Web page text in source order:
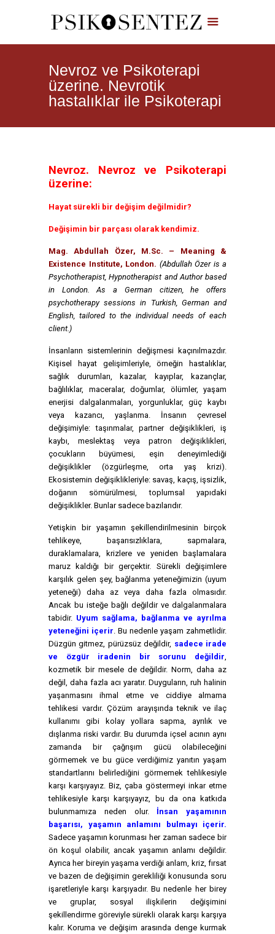
Nevroz ve Psikoterapi
üzerine. Nevrotik
hastalıklar ile Psikoterapi
Nevroz. Nevroz ve Psikoterapi
üzerine:
Hayat sürekli bir değişim değilmidir?
Değişimin bir parçası olarak kendimiz.
Mag. Abdullah Özer, M.Sc. – Meaning &
Existence Institute, London. (Abdullah Özer is a
Psychotherapist, Hypnotherapist and Author based
in London. As a German citizen, he offers
psychotherapy sessions in Turkish, German and
English, tailored to the individual needs of each
client.)
İnsanların sistemlerinin değişmesi kaçınılmazdır.
Kişisel hayat gelişimleriyle, örneğin hastalıklar,
sağlık durumları, kazalar, kayıplar, kazançlar,
bağlılıklar, maceralar, doğumlar, ölümler, yaşam
enerjisi dalgalanmaları, yorgunluklar, güç kaybı
veya kazancı, yaşlanma. İnsanın çevresel
değişimiyle: taşınmalar, partner değişiklikleri, iş
kaybı, meslektaş veya patron değişiklikleri,
çocukların büyümesi, eşin deneyimlediği
değişiklikler (özgürleşme, orta yaş krizi).
Ekosistemin değişiklikleriyle: savaş, kaçış, işsizlik,
doğanın sömürülmesi, toplumsal yapıdaki
değişiklikler. Bunlar sadece bazılarıdır.
Yetişkin bir yaşamın şekillendirilmesinin birçok
tehlikeye, başarısızlıklara, sapmalara,
duraklamalara, krizlere ve yeniden başlamalara
maruz kaldığı bir gerçektir. Sürekli değişimlere
karşılık gelen şey, bağlanma yeteneğimizin (uyum
yeteneği) daha az veya daha fazla olmasıdır.
Ancak bu isteğe bağlı değildir ve dalgalanmalara
tabidir. Uyum sağlama, bağlanma ve ayrılma
yeteneğini içerir. Bu nedenle yaşam zahmetlidir.
Düzgün gitmez, pürüzsüz değildir, sadece irade
ve özgür iradenin bir sorunu değildir,
kozmetik bir mesele de değildir. Norm, daha az
değil, daha fazla acı yaratır. Duyguların, ruh halinin
yaşanmasını ihmal etme ve ciddiye almama
tehlikesi vardır. Çözüm arayışında teknik ve ilaç
kullanımı gibi kolay yollara sapma, ayrılık ve
dışlanma riski vardır. Bu durumda içsel acının aynı
zamanda bir çağrışım gücü olabileceğini
görmemek ve bu güce verdiğimiz yanıtın yaşam
standartlarını belirlediğini görmemek tehlikesiyle
karşı karşıyayız. Biz, çaba göstermeyi inkar etme
tehlikesiyle karşı karşıyayız, bu da ona katkıda
bulunmamıza neden olur. İnsan yaşamının
başarısı, yaşamın anlamını bulmayı içerir.
Sadece yaşamın korunması her zaman sadece bir
ön koşul olabilir, ancak yaşamın anlamı değildir.
Ayrıca her bireyin yaşama verdiği anlam, kriz, fırsat
ve bazen de değişimin gerekliliği konusunda soru
işaretleriyle karşı karşıyadır. Bu nedenle her birey
ve gruplar, sosyal ilişkilerin değişimini
şekillendirme göreviyle sürekli olarak karşı karşıya
kalır. Koruma ve değişim arasında denge kurmak